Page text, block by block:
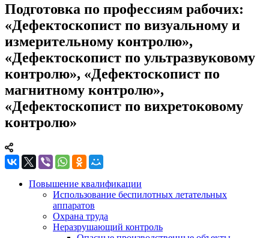
Подготовка по профессиям рабочих:
«Дефектоскопист по визуальному и
измерительному контролю»,
«Дефектоскопист по ультразвуковому
контролю», «Дефектоскопист по
магнитному контролю»,
«Дефектоскопист по вихретоковому
контролю»
Повышение квалификации
Использование беспилотных летательных
аппаратов
Охрана труда
Неразрушающий контроль